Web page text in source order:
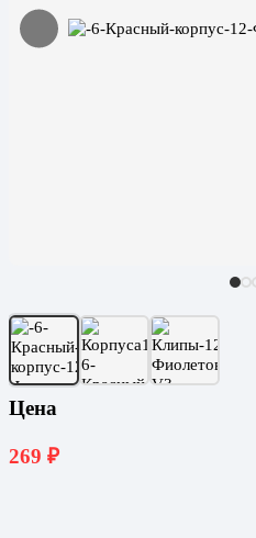
Цена
269 ₽